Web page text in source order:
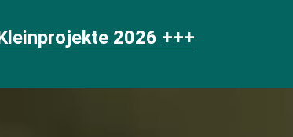
2026 +++